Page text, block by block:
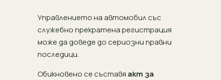
Управлението на автомобил със
служебно прекратена регистрация
може да доведе до сериозни правни
последици.
Обикновено се съставяакт за